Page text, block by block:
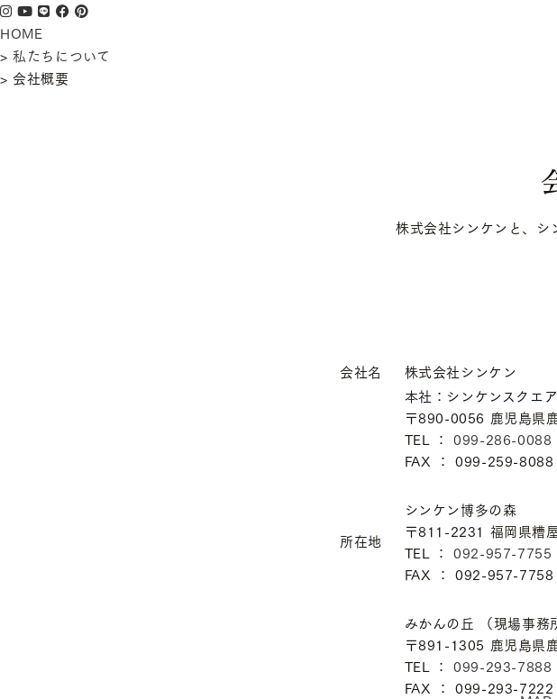
HOME
>私たちについて
>会社概要
株式会社シンケンと、シ
会社名 株式会社シンケン
所在地
本社：シンケンスクエア
〒890-0056 鹿児島県
TEL ：099-286-0088
FAX ： 099-259-8088
シンケン博多の森
〒811-2231 福岡県糟
TEL ：092-957-7755
FAX ： 092-957-7758
みかんの丘 （現場事務
〒891-1305 鹿児島県
TEL ：099-293-7888
FAX ： 099-293-7222